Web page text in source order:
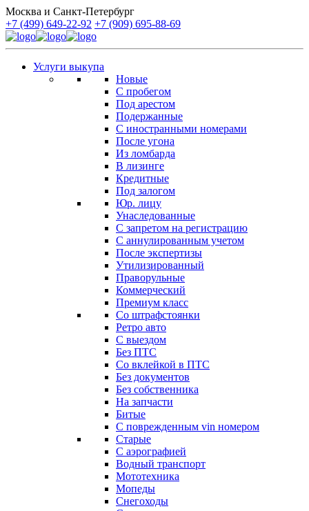
Москва и Санкт-Петербург
+7 (499) 649-22-92 +7 (909) 695-88-69
Услуги выкупа
Новые
С пробегом
Под арестом
Подержанные
С иностранными номерами
После угона
Из ломбарда
В лизинге
Кредитные
Под залогом
Юр. лицу
Унаследованные
С запретом на регистрацию
С аннулированным учетом
После экспертизы
Утилизированный
Праворульные
Коммерческий
Премиум класс
Со штрафстоянки
Ретро авто
С выездом
Без ПТС
Со вклейкой в ПТС
Без документов
Без собственника
На запчасти
Битые
С поврежденным vin номером
Старые
С аэрографией
Водный транспорт
Мототехника
Мопеды
Снегоходы